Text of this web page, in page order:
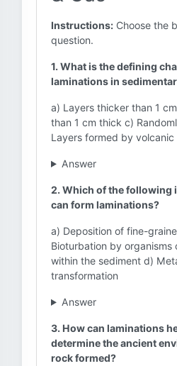
Instructions: Choose the
question.
1. What is the defining
laminations in
a) Layers thicker than 1
than 1 cm thick c)
Layers formed by
Answer
2. Which of the following
can form laminations?
a) Deposition of fine-
Bioturbation by organisms
within the sediment d)
transformation
Answer
3. How can laminations
determine the ancient
rock formed?